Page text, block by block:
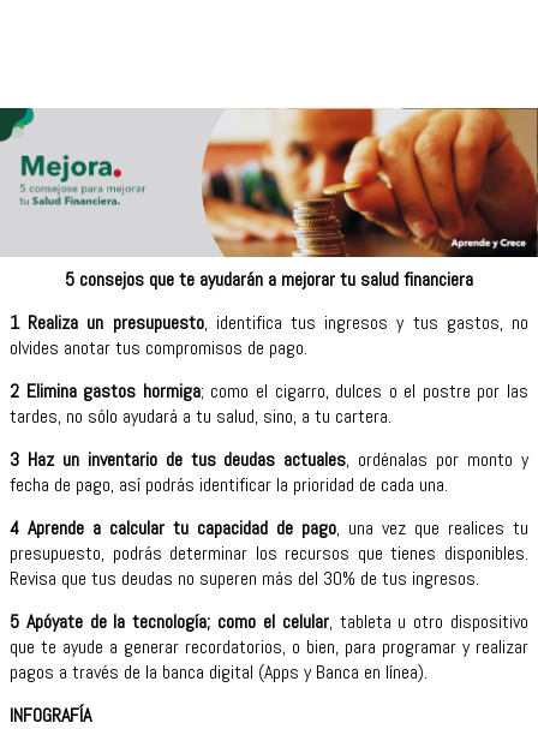
5 consejos que te ayudarán a mejorar tu salud financiera
1 Realiza un presupuesto, identifica tus ingresos y tus gastos, no
olvides anotar tus compromisos de pago.
2 Elimina gastos hormiga; como el cigarro, dulces o el postre por las
tardes, no sólo ayudará a tu salud, sino, a tu cartera.
3 Haz un inventario de tus deudas actuales, ordénalas por monto y
fecha de pago, así podrás identificar la prioridad de cada una.
4 Aprende a calcular tu capacidad de pago, una vez que realices tu
presupuesto, podrás determinar los recursos que tienes disponibles.
Revisa que tus deudas no superen más del 30% de tus ingresos.
5 Apóyate de la tecnología; como el celular, tableta u otro dispositivo
que te ayude a generar recordatorios, o bien, para programar y realizar
pagos a través de la banca digital (Apps y Banca en línea).
INFOGRAFÍA